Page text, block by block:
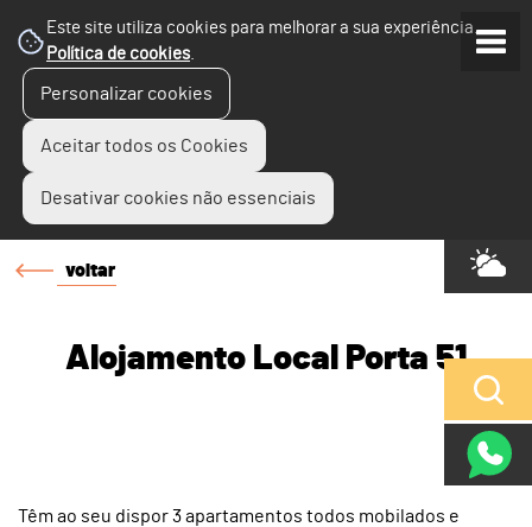
Este site utiliza cookies para melhorar a sua experiência.
Política de cookies.
Personalizar cookies
Aceitar todos os Cookies
Desativar cookies não essenciais
voltar
Alojamento Local Porta 51
Têm ao seu dispor 3 apartamentos todos mobilados e